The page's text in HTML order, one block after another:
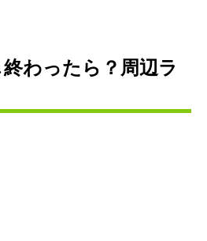
わったら？周辺ラ